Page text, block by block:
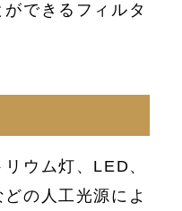
できるフィルタ
ウム灯、LED、
の人工光源によ